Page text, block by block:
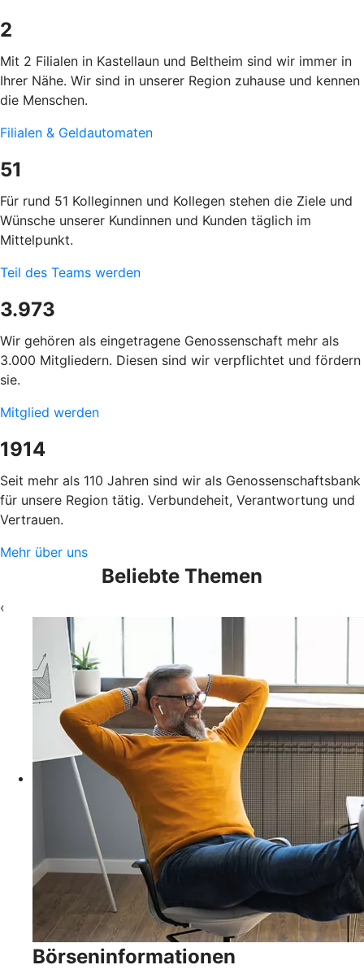
2
Mit 2 Filialen in Kastellaun und Beltheim sind wir immer in
Ihrer Nähe. Wir sind in unserer Region zuhause und kennen
die Menschen.
Filialen & Geldautomaten
51
Für rund 51 Kolleginnen und Kollegen stehen die Ziele und
Wünsche unserer Kundinnen und Kunden täglich im
Mittelpunkt.
Teil des Teams werden
3.973
Wir gehören als eingetragene Genossenschaft mehr als
3.000 Mitgliedern. Diesen sind wir verpflichtet und fördern
sie.
Mitglied werden
1914
Seit mehr als 110 Jahren sind wir als Genossenschaftsbank
für unsere Region tätig. Verbundeheit, Verantwortung und
Vertrauen.
Mehr über uns
Beliebte Themen
‹
Börseninformationen